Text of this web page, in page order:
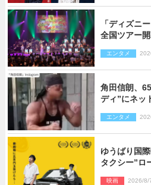
「ディズニ
全国ツアー
ポート】
エンタメ
角田信朗、
ディ”にネッ
エンタメ
ゆうばり国
タクシー”ロ
映画 2026/8/